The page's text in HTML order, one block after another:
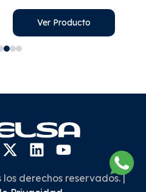
Ver Producto
derechos reservados. |